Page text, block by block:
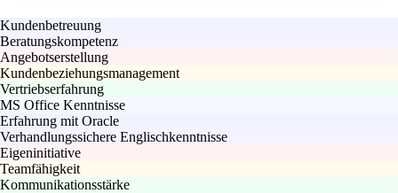
Kundenbetreuung
Beratungskompetenz
Angebotserstellung
Kundenbeziehungsmanagement
Vertriebserfahrung
MS Office Kenntnisse
Erfahrung mit Oracle
Verhandlungssichere Englischkenntnisse
Eigeninitiative
Teamfähigkeit
Kommunikationsstärke